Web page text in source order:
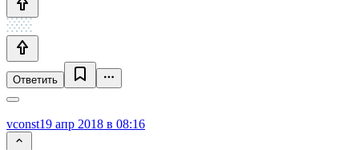
Ответить
vconst19 апр 2018 в 08:16